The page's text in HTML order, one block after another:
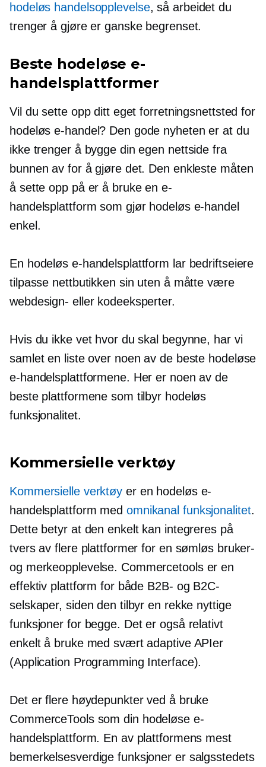
hodeløs handelsopplevelse, så arbeidet du
trenger å gjøre er ganske begrenset.
Beste hodeløse e-
handelsplattformer
Vil du sette opp ditt eget forretningsnettsted for
hodeløs e-handel? Den gode nyheten er at du
ikke trenger å bygge din egen nettside fra
bunnen av for å gjøre det. Den enkleste måten
å sette opp på er å bruke en e-
handelsplattform som gjør hodeløs e-handel
enkel.
En hodeløs e-handelsplattform lar bedriftseiere
tilpasse nettbutikken sin uten å måtte være
webdesign- eller kodeeksperter.
Hvis du ikke vet hvor du skal begynne, har vi
samlet en liste over noen av de beste hodeløse
e-handelsplattformene. Her er noen av de
beste plattformene som tilbyr hodeløs
funksjonalitet.
Kommersielle verktøy
Kommersielle verktøy er en hodeløs e-
handelsplattform med omnikanal funksjonalitet.
Dette betyr at den enkelt kan integreres på
tvers av flere plattformer for en sømløs bruker-
og merkeopplevelse. Commercetools er en
effektiv plattform for både B2B- og B2C-
selskaper, siden den tilbyr en rekke nyttige
funksjoner for begge. Det er også relativt
enkelt å bruke med svært adaptive APIer
(Application Programming Interface).
Det er flere høydepunkter ved å bruke
CommerceTools som din hodeløse e-
handelsplattform. En av plattformens mest
bemerkelsesverdige funksjoner er salgsstedets